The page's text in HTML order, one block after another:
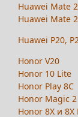
Huawei Mate
Huawei Mate
Huawei P20,
Honor V20
Honor 10 Lite
Honor Play 8C
Honor Magic 2
Honor 8X и 8X